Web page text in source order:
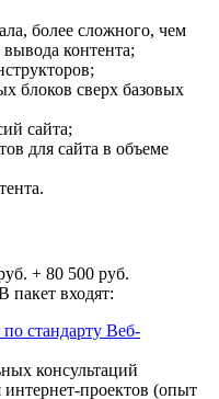
более сложного, чем
контента;
блоков сверх базовых
сайта;
для сайта в объеме
+ 80 500 руб.
пакет входят:
стандарту Веб-
консультаций
интернет-проектов (опыт